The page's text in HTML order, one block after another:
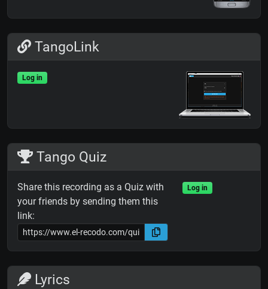
TangoLink
Log in
Tango Quiz
Share this recording as a Quiz with
your friends by sending them this
link:
Log in
Lyrics